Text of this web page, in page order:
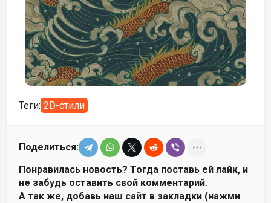
Теги: 2D-стили
Поделиться:
Понравилась новость? Тогда поставь ей лайк, и
не забудь оставить свой комментарий.
А так же, добавь наш сайт в закладки (нажми